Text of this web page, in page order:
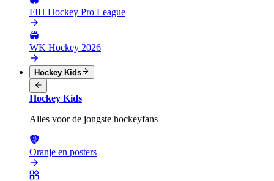
FIH Hockey Pro League
WK Hockey 2026
Hockey Kids
Hockey Kids
Alles voor de jongste hockeyfans
Oranje en posters